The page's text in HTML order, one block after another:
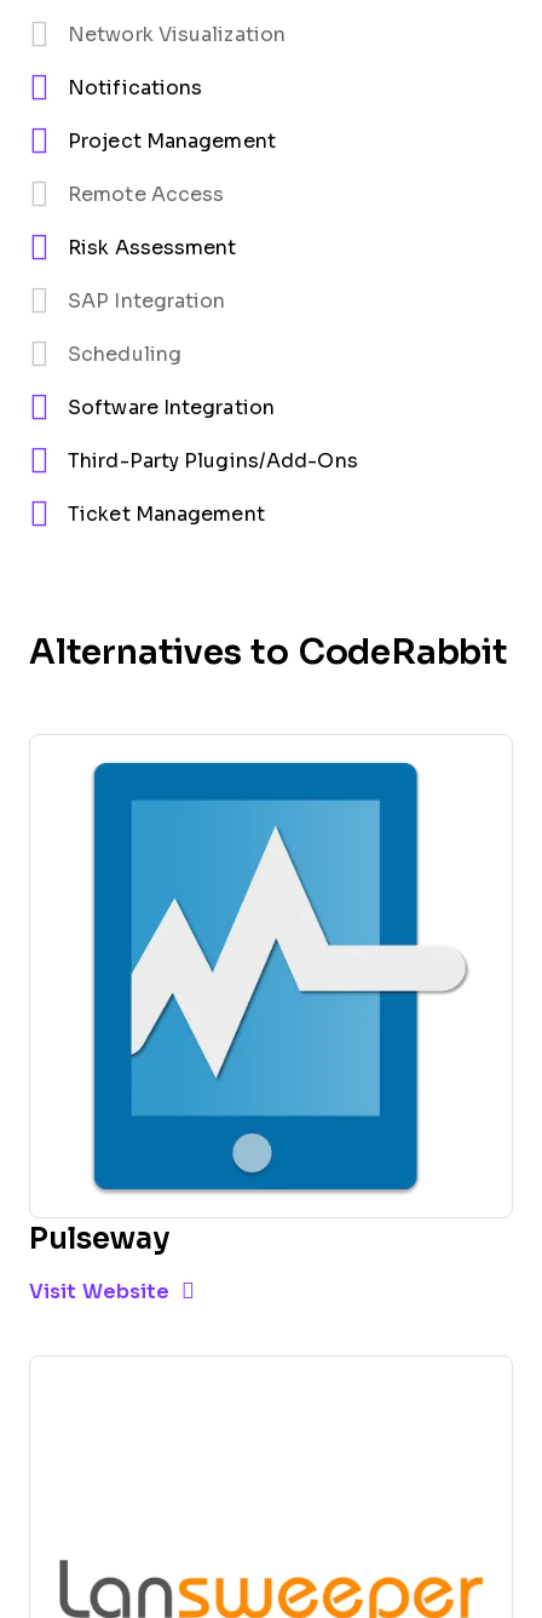
Network Visualization
Notifications
Project Management
Remote Access
Risk Assessment
SAP Integration
Scheduling
Software Integration
Third-Party Plugins/Add-Ons
Ticket Management
Alternatives to CodeRabbit
Pulseway
Visit Website Opens New Window